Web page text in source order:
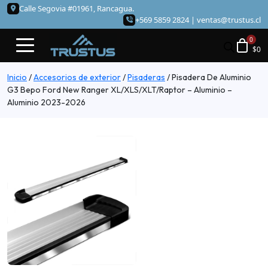
Calle Segovia #01961, Rancagua.
+569 5859 2824 | ventas@trustus.cl
$0
Inicio /Accesorios de exterior/Pisaderas /Pisadera De Aluminio
G3 Bepo Ford New Ranger XL/XLS/XLT/Raptor – Aluminio –
Aluminio 2023-2026